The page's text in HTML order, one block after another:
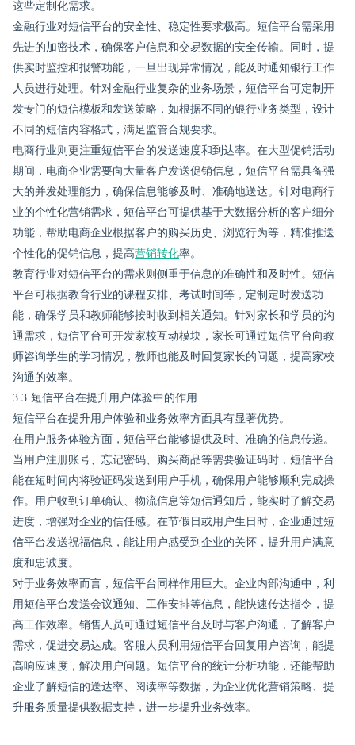
这些定制化需求。
金融行业对短信平台的安全性、稳定性要求极高。短信平台需采用
先进的加密技术，确保客户信息和交易数据的安全传输。同时，提
供实时监控和报警功能，一旦出现异常情况，能及时通知银行工作
人员进行处理。针对金融行业复杂的业务场景，短信平台可定制开
发专门的短信模板和发送策略，如根据不同的银行业务类型，设计
不同的短信内容格式，满足监管合规要求。
电商行业则更注重短信平台的发送速度和到达率。在大型促销活动
期间，电商企业需要向大量客户发送促销信息，短信平台需具备强
大的并发处理能力，确保信息能够及时、准确地送达。针对电商行
业的个性化营销需求，短信平台可提供基于大数据分析的客户细分
功能，帮助电商企业根据客户的购买历史、浏览行为等，精准推送
个性化的促销信息，提高营销转化率。
教育行业对短信平台的需求则侧重于信息的准确性和及时性。短信
平台可根据教育行业的课程安排、考试时间等，定制定时发送功
能，确保学员和教师能够按时收到相关通知。针对家长和学员的沟
通需求，短信平台可开发家校互动模块，家长可通过短信平台向教
师咨询学生的学习情况，教师也能及时回复家长的问题，提高家校
沟通的效率。
3.3 短信平台在提升用户体验中的作用
短信平台在提升用户体验和业务效率方面具有显著优势。
在用户服务体验方面，短信平台能够提供及时、准确的信息传递。
当用户注册账号、忘记密码、购买商品等需要验证码时，短信平台
能在短时间内将验证码发送到用户手机，确保用户能够顺利完成操
作。用户收到订单确认、物流信息等短信通知后，能实时了解交易
进度，增强对企业的信任感。在节假日或用户生日时，企业通过短
信平台发送祝福信息，能让用户感受到企业的关怀，提升用户满意
度和忠诚度。
对于业务效率而言，短信平台同样作用巨大。企业内部沟通中，利
用短信平台发送会议通知、工作安排等信息，能快速传达指令，提
高工作效率。销售人员可通过短信平台及时与客户沟通，了解客户
需求，促进交易达成。客服人员利用短信平台回复用户咨询，能提
高响应速度，解决用户问题。短信平台的统计分析功能，还能帮助
企业了解短信的送达率、阅读率等数据，为企业优化营销策略、提
升服务质量提供数据支持，进一步提升业务效率。